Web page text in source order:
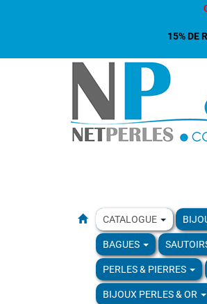
15% DE
CATALOGUE
BAGUES
PERLES & PIERRES
BIJOUX PERLES & OR